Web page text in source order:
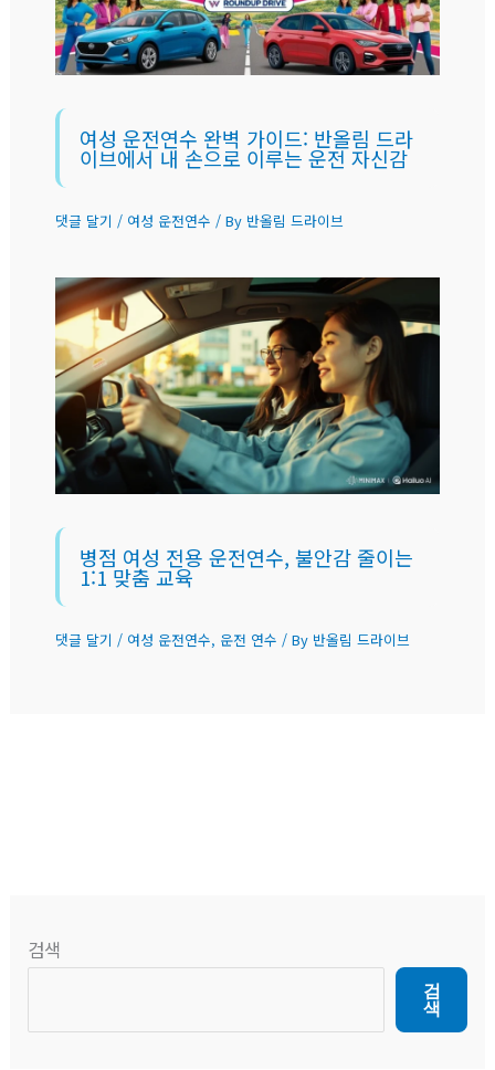
여성 운전연수 완벽 가이드: 반올림 드라
이브에서 내 손으로 이루는 운전 자신감
댓글 달기 / 여성 운전연수 / By 반올림 드라이브
병점 여성 전용 운전연수, 불안감 줄이는
1:1 맞춤 교육
댓글 달기 / 여성 운전연수, 운전 연수 / By 반올림 드라이브
검색
검
색